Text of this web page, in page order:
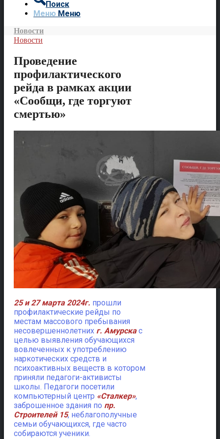
Поиск
Меню Меню
Новости
Новости
Проведение
профилактического
рейда в рамках акции
«Сообщи, где торгуют
смертью»
25 и 27 марта 2024г. прошли
профилактические рейды по
местам массового пребывания
несовершеннолетних г. Амурскас
целью выявления обучающихся
вовлеченных к употреблению
наркотических средств и
психоактивных веществ в котором
приняли педагоги-активисты
школы. Педагоги посетили
компьютерный центр «Сталкер»,
заброшенное здания по пр.
Строителей 15, неблагополучные
семьи обучающихся, где часто
собираются ученики.